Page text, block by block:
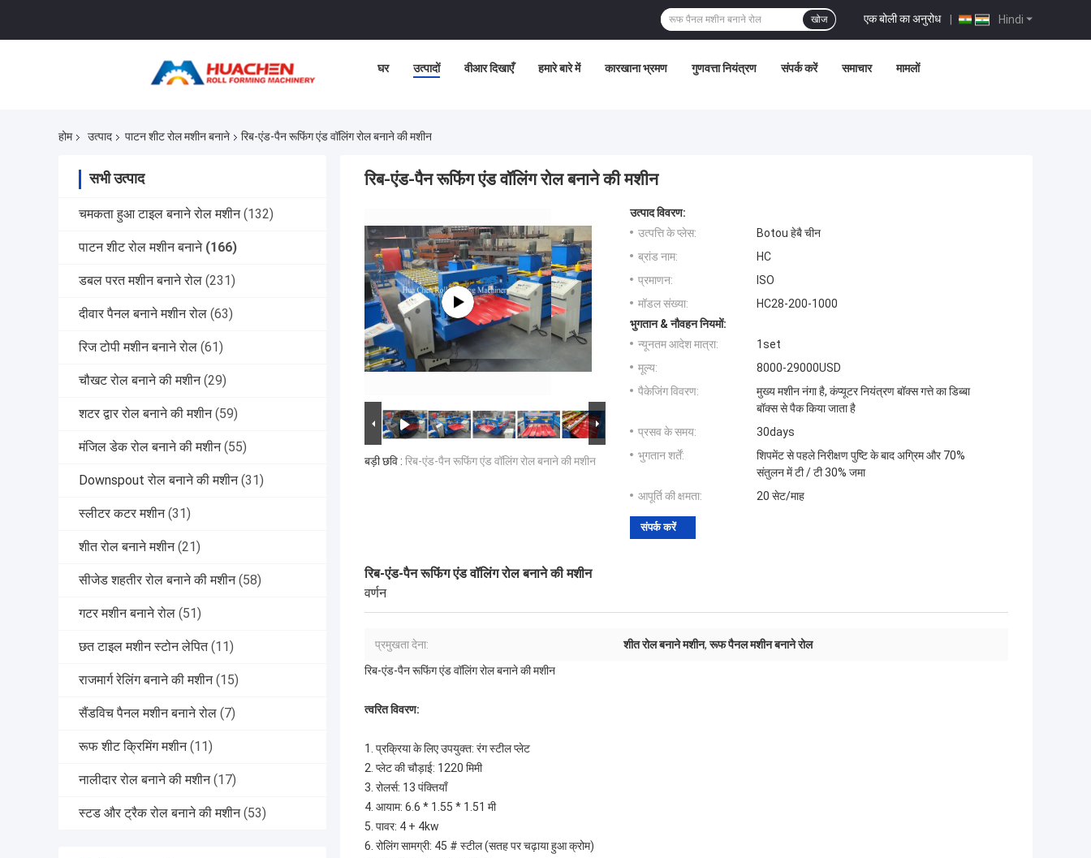
Hindi
एक बोली का अनुरोध |
खोज
घर उत्पादों वीआर दिखाएँ हमारे बारे में कारखाना भ्रमण गुणवत्ता नियंत्रण संपर्क करें समाचार मामलों
होम उत्पाद पाटन शीट रोल मशीन बनाने रिब-एंड-पैन रूफिंग एंड वॉलिंग रोल बनाने की मशीन
सभी उत्पाद
चमकता हुआ टाइल बनाने रोल मशीन (132)
पाटन शीट रोल मशीन बनाने (166)
डबल परत मशीन बनाने रोल (231)
दीवार पैनल बनाने मशीन रोल (63)
रिज टोपी मशीन बनाने रोल (61)
चौखट रोल बनाने की मशीन (29)
शटर द्वार रोल बनाने की मशीन (59)
मंजिल डेक रोल बनाने की मशीन (55)
Downspout रोल बनाने की मशीन (31)
स्लीटर कटर मशीन (31)
शीत रोल बनाने मशीन (21)
सीजेड शहतीर रोल बनाने की मशीन (58)
गटर मशीन बनाने रोल (51)
छत टाइल मशीन स्टोन लेपित (11)
राजमार्ग रेलिंग बनाने की मशीन (15)
सैंडविच पैनल मशीन बनाने रोल (7)
रूफ शीट क्रिमिंग मशीन (11)
नालीदार रोल बनाने की मशीन (17)
स्टड और ट्रैक रोल बनाने की मशीन (53)
रिब-एंड-पैन रूफिंग एंड वॉलिंग रोल बनाने की मशीन
बड़ी छवि : रिब-एंड-पैन रूफिंग एंड वॉलिंग रोल बनाने की मशीन
उत्पाद विवरण:
उत्पत्ति के प्लेस:
Botou हेबै चीन
ब्रांड नाम:
HC
प्रमाणन:
ISO
मॉडल संख्या:
HC28-200-1000
भुगतान & नौवहन नियमों:
न्यूनतम आदेश मात्रा:
1set
मूल्य:
8000-29000USD
पैकेजिंग विवरण:
मुख्य मशीन नंगा है, कंप्यूटर नियंत्रण बॉक्स गत्ते का डिब्बा
बॉक्स से पैक किया जाता है
प्रसव के समय:
30days
भुगतान शर्तें:
शिपमेंट से पहले निरीक्षण पुष्टि के बाद अग्रिम और 70%
संतुलन में टी / टी 30% जमा
आपूर्ति की क्षमता:
20 सेट/माह
संपर्क करें
रिब-एंड-पैन रूफिंग एंड वॉलिंग रोल बनाने की मशीन
वर्णन
प्रमुखता देना: शीत रोल बनाने मशीन,रूफ पैनल मशीन बनाने रोल
रिब-एंड-पैन रूफिंग एंड वॉलिंग रोल बनाने की मशीन
त्वरित विवरण:
1. प्रक्रिया के लिए उपयुक्त: रंग स्टील प्लेट
2. प्लेट की चौड़ाई: 1220 मिमी
3. रोलर्स: 13 पंक्तियाँ
4. आयाम: 6.6 * 1.55 * 1.51 मी
5. पावर: 4 + 4kw
6. रोलिंग सामग्री: 45 # स्टील (सतह पर चढ़ाया हुआ क्रोम)